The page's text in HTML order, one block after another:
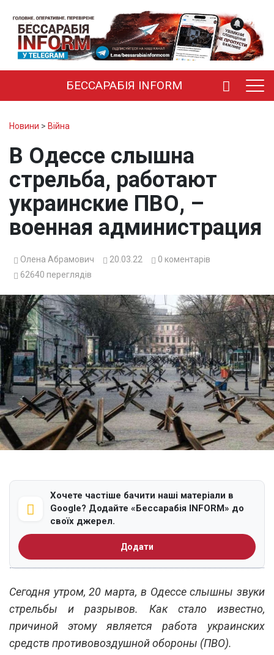
БЕССАРАБІЯ INFORM
Новини > Війна
В Одессе слышна
стрельба, работают
украинские ПВО, –
военная администрация
Олена Абрамович 20.03.22 0 коментарів
62640 переглядів
Хочете частіше бачити наші матеріали в
Google? Додайте «Бессарабія INFORM» до
своїх джерел.
Додати
Сегодня утром, 20 марта, в Одессе слышны звуки
стрельбы и разрывов. Как стало известно,
причиной этому является работа украинских
средств противовоздушной обороны (ПВО).